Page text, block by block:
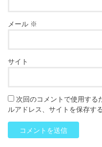
メール ※
サイト
次回のコメントで使用する
ルアドレス、サイトを保存する